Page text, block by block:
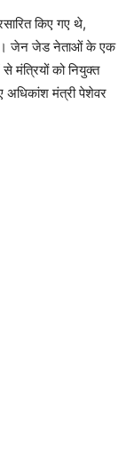
किए गए थे,
जेन जेड नेताओं के एक
मंत्रियों को नियुक्त
अधिकांश मंत्री पेशेवर